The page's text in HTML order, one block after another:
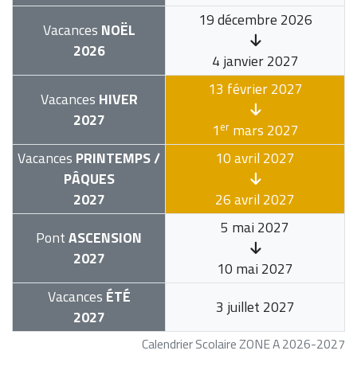
Calendrier Scolaire ZONE A 2026-2027
Vacances NOËL
2026
19 décembre 2026
4 janvier 2027
Vacances HIVER
2027
13 février 2027
1ermars 2027
Vacances PRINTEMPS /
PÂQUES
2027
10 avril 2027
26 avril 2027
PontASCENSION
2027
5 mai 2027
10 mai 2027
Vacances ÉTÉ
2027
3 juillet 2027